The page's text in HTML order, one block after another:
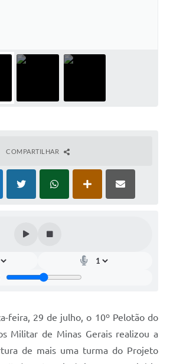
COMPARTILHAR
feira, 29 de julho, o 10º Pelotão do
Militar de Minas Gerais realizou a
de mais uma turma do Projeto